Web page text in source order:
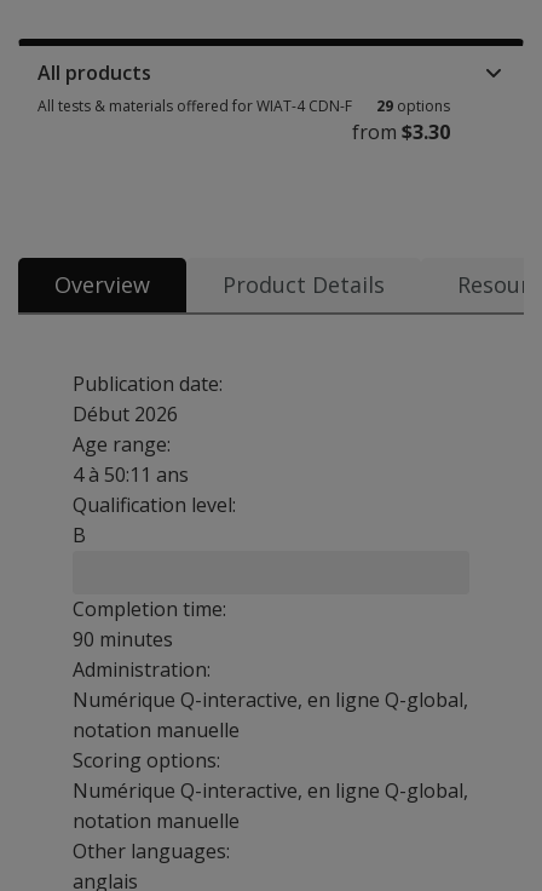
All products
All tests & materials offered for WIAT-4 CDN-F 29 options
from $3.30
Overview Product Details
Publication date:
Début 2026
Age range:
4 à 50:11 ans
Qualification level:
B
Completion time:
90 minutes
Administration:
Numérique Q-interactive, en ligne Q-global,
notation manuelle
Scoring options:
Numérique Q-interactive, en ligne Q-global,
notation manuelle
Other languages:
anglais